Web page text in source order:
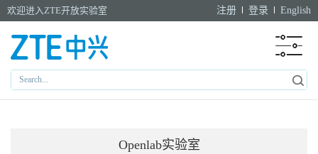
欢迎进入ZTE开放实验室 注册 登录 English
Openlab实验室